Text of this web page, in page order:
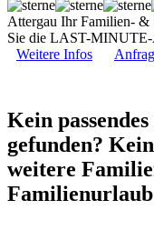
Attergau Ihr Familien- &
Sie die LAST-MINUTE-
Weitere Infos
Kein
gefunden?
weitere